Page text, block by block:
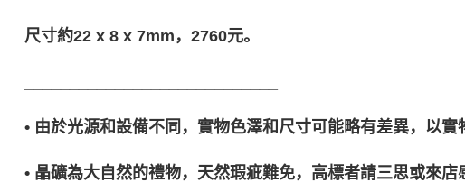
尺寸約22 x 8 x 7mm，2760元。
• 由於光源和設備不同，實物色澤和尺寸可能略有差異，以實
• 晶礦為大自然的禮物，天然瑕疵難免，高標者請三思或來店